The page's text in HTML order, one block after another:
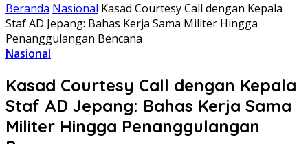
Beranda Nasional Kasad Courtesy Call dengan Kepala
Staf AD Jepang: Bahas Kerja Sama Militer Hingga
Penanggulangan Bencana
Nasional
Kasad Courtesy Call dengan Kepala
Staf AD Jepang: Bahas Kerja Sama
Militer Hingga Penanggulangan